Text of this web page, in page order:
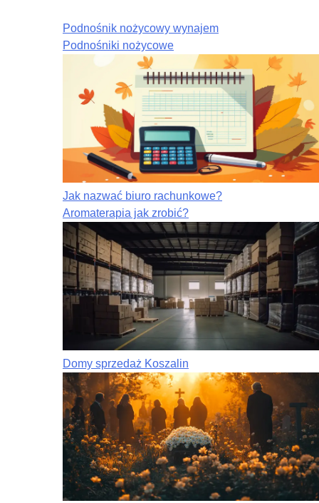
Podnośnik nożycowy wynajem
Podnośniki nożycowe
Jak nazwać biuro rachunkowe?
Aromaterapia jak zrobić?
Domy sprzedaż Koszalin